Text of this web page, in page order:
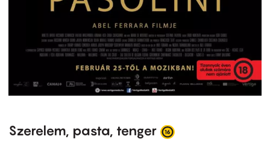
Szerelem, pasta, tenger